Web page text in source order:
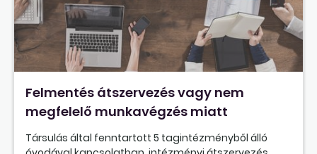
Felmentés átszervezés vagy nem
megfelelő munkavégzés miatt
Társulás által fenntartott 5 tagintézményből álló